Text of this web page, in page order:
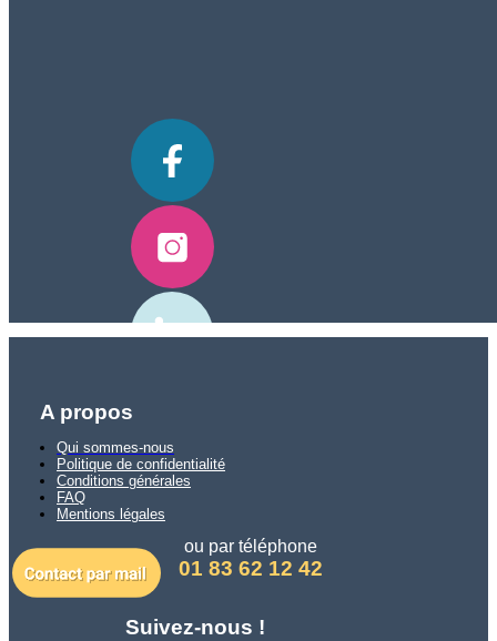
A propos
Qui sommes-nous
Politique de confidentialité
Conditions générales
FAQ
Mentions légales
ou par téléphone
01 83 62 12 42
Suivez-nous !